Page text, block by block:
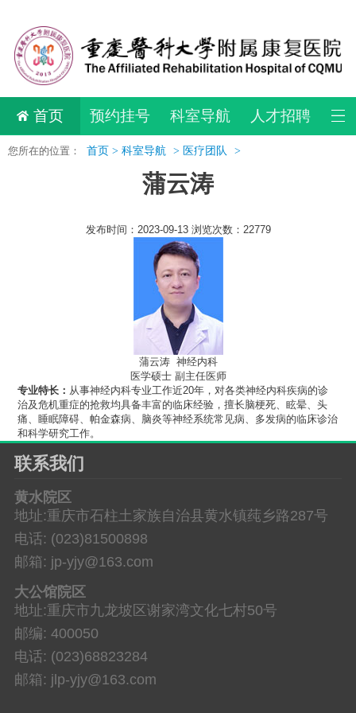
首页 预约挂号 科室导航 人才招聘
您所在的位置： 首页 > 科室导航 > 医疗团队 >
蒲云涛
发布时间：2023-09-13 浏览次数：22779
蒲云涛 神经内科
医学硕士 副主任医师
专业特长： 从事神经内科专业工作近20年，对各类神经内科疾病的诊
治及危机重症的抢救均具备丰富的临床经验，擅长脑梗死、眩晕、头
痛、睡眠障碍、帕金森病、脑炎等神经系统常见病、多发病的临床诊治
和科学研究工作。
联系我们
黄水院区
地址:重庆市石柱土家族自治县黄水镇莼乡路287号
电话: (023)81500898
邮箱: jp-yjy@163.com
大公馆院区
地址:重庆市九龙坡区谢家湾文化七村50号
邮编: 400050
电话: (023)68823284
邮箱: jlp-yjy@163.com